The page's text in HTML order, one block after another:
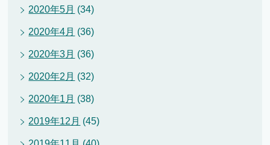
2020年5月 (34)
2020年4月 (36)
2020年3月 (36)
2020年2月 (32)
2020年1月 (38)
2019年12月 (45)